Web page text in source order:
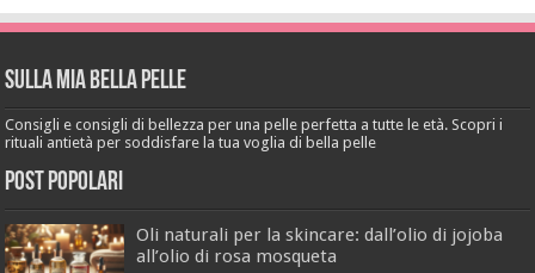
Sulla mia bella pelle
Consigli e consigli di bellezza per una pelle perfetta a tutte le età. Scopri i
rituali antietà per soddisfare la tua voglia di bella pelle
Post popolari
Oli naturali per la skincare: dall’olio di jojoba
all’olio di rosa mosqueta